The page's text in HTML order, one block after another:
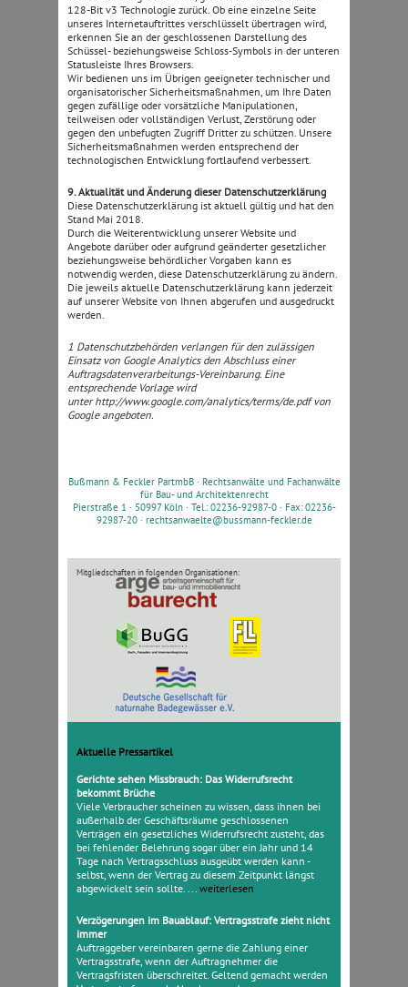
128-Bit v3 Technologie zurück. Ob eine einzelne Seite
unseres Internetauftrittes verschlüsselt übertragen wird,
erkennen Sie an der geschlossenen Darstellung des
Schüssel- beziehungsweise Schloss-Symbols in der unteren
Statusleiste Ihres Browsers.
Wir bedienen uns im Übrigen geeigneter technischer und
organisatorischer Sicherheitsmaßnahmen, um Ihre Daten
gegen zufällige oder vorsätzliche Manipulationen,
teilweisen oder vollständigen Verlust, Zerstörung oder
gegen den unbefugten Zugriff Dritter zu schützen. Unsere
Sicherheitsmaßnahmen werden entsprechend der
technologischen Entwicklung fortlaufend verbessert.
9. Aktualität und Änderung dieser Datenschutzerklärung
Diese Datenschutzerklärung ist aktuell gültig und hat den
Stand Mai 2018.
Durch die Weiterentwicklung unserer Website und
Angebote darüber oder aufgrund geänderter gesetzlicher
beziehungsweise behördlicher Vorgaben kann es
notwendig werden, diese Datenschutzerklärung zu ändern.
Die jeweils aktuelle Datenschutzerklärung kann jederzeit
auf unserer Website von Ihnen abgerufen und ausgedruckt
werden.
1 Datenschutzbehörden verlangen für den zulässigen
Einsatz von Google Analytics den Abschluss einer
Auftragsdatenverarbeitungs-Vereinbarung. Eine
entsprechende Vorlage wird
unter http://www.google.com/analytics/terms/de.pdf von
Google angeboten.
Bußmann & Feckler PartmbB · Rechtsanwälte und Fachanwälte
für Bau- und Architektenrecht
Pierstraße 1 · 50997 Köln · Tel.: 02236-92987-0 · Fax: 02236-
92987-20 · rechtsanwaelte@bussmann-feckler.de
Mitgliedschaften in folgenden Organisationen:
Aktuelle Pressartikel
Gerichte sehen Missbrauch: Das Widerrufsrecht
bekommt Brüche
Viele Verbraucher scheinen zu wissen, dass ihnen bei
außerhalb der Geschäftsräume geschlossenen
Verträgen ein gesetzliches Widerrufsrecht zusteht, das
bei fehlender Belehrung sogar über ein Jahr und 14
Tage nach Vertragsschluss ausgeübt werden kann -
selbst, wenn der Vertrag zu diesem Zeitpunkt längst
abgewickelt sein sollte. ... weiterlesen
Verzögerungen im Bauablauf: Vertragsstrafe zieht nicht
immer
Auftraggeber vereinbaren gerne die Zahlung einer
Vertragsstrafe, wenn der Auftragnehmer die
Vertragsfristen überschreitet. Geltend gemacht werden